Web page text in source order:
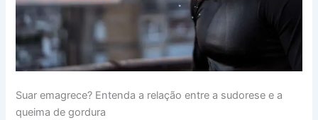
Suar emagrece? Entenda a relação entre a sudorese e a
queima de gordura